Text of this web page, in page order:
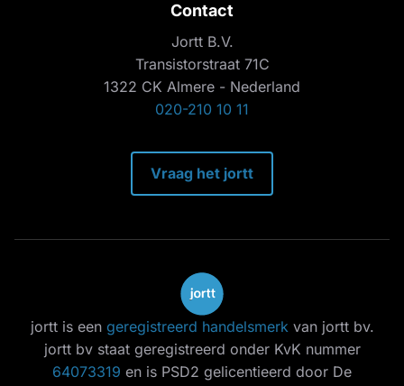
Contact
Jortt B.V.
Transistorstraat 71C
1322 CK Almere - Nederland
020-210 10 11
Vraag het jortt
jortt is een geregistreerd handelsmerkvan jortt bv.
jortt bv staat geregistreerd onder KvK nummer
64073319 en is PSD2 gelicentieerd door De